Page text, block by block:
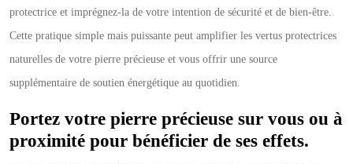
protectrice et imprégnez-la de votre intention de sécurité et de bien-être.
Cette pratique simple mais puissante peut amplifier les vertus protectrices
naturelles de votre pierre précieuse et vous offrir une source
supplémentaire de soutien énergétique au quotidien.
Portez votre pierre précieuse sur vous ou à
proximité pour bénéficier de ses effets.